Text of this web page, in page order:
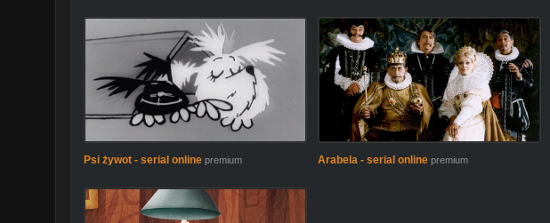
Psi żywot - serial online premium Arabela - serial online premium